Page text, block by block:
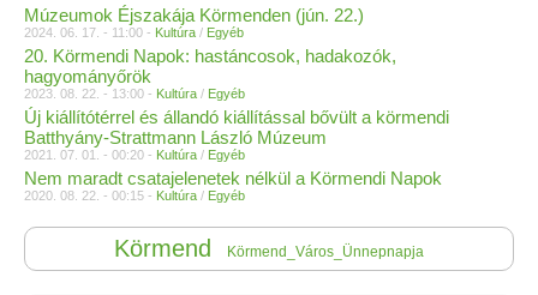
Múzeumok Éjszakája Körmenden (jún. 22.)
2024. 06. 17. - 11:00 - Kultúra / Egyéb
20. Körmendi Napok: hastáncosok, hadakozók,
hagyományőrök
2023. 08. 22. - 13:00 - Kultúra / Egyéb
Új kiállítótérrel és állandó kiállítással bővült a körmendi
Batthyány-Strattmann László Múzeum
2021. 07. 01. - 00:20 - Kultúra / Egyéb
Nem maradt csatajelenetek nélkül a Körmendi Napok
2020. 08. 22. - 00:15 - Kultúra / Egyéb
Körmend Körmend_Város_Ünnepnapja